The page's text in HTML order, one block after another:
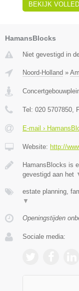
BEKIJK
HamansBlocks
Niet gevestigd in
Noord-Holland »
Tel: 020 5707850 ,
E-mail ›
Website: http://
HamansBlocks is
gevestigd aan het
estate planning,
▼
Openingstijden
Sociale media: